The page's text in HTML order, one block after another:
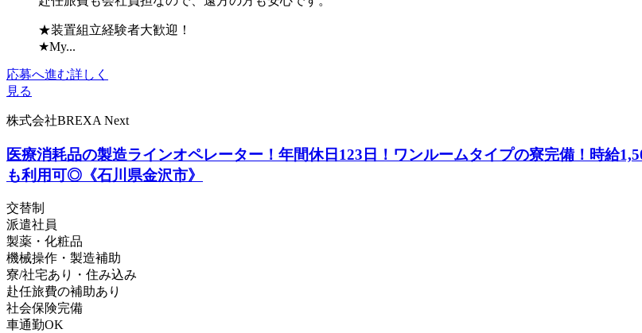
★装置組立経験者大歓迎！
★My...
応募へ進む詳しく
見る
株式会社BREXA Next
医療消耗品の製造ラインオペレーター！年間休日123日！ワンルームタイプの寮完備！時給
も利用可◎《石川県金沢市》
交替制
派遣社員
製薬・化粧品
機械操作・製造補助
寮/社宅あり・住み込み
赴任旅費の補助あり
社会保険完備
車通勤OK